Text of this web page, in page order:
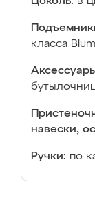
класса
навески,
Ручки: по